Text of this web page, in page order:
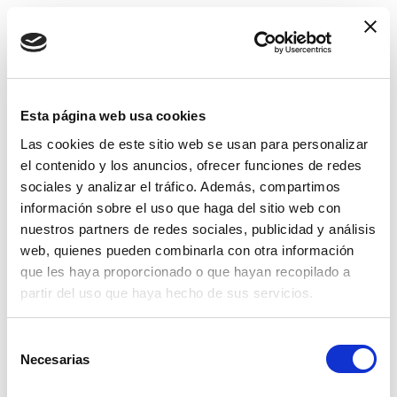
Esta página web usa cookies
Las cookies de este sitio web se usan para personalizar
el contenido y los anuncios, ofrecer funciones de redes
sociales y analizar el tráfico. Además, compartimos
información sobre el uso que haga del sitio web con
nuestros partners de redes sociales, publicidad y análisis
web, quienes pueden combinarla con otra información
que les haya proporcionado o que hayan recopilado a
partir del uso que haya hecho de sus servicios.
Necesarias
Quiénes somos
Actividades ESG
Lisciani TV
Asistencia